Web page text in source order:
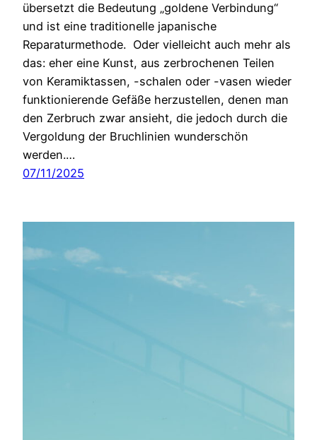
übersetzt die Bedeutung „goldene Verbindung“
und ist eine traditionelle japanische
Reparaturmethode. Oder vielleicht auch mehr als
das: eher eine Kunst, aus zerbrochenen Teilen
von Keramiktassen, -schalen oder -vasen wieder
funktionierende Gefäße herzustellen, denen man
den Zerbruch zwar ansieht, die jedoch durch die
Vergoldung der Bruchlinien wunderschön
werden.…
07/11/2025